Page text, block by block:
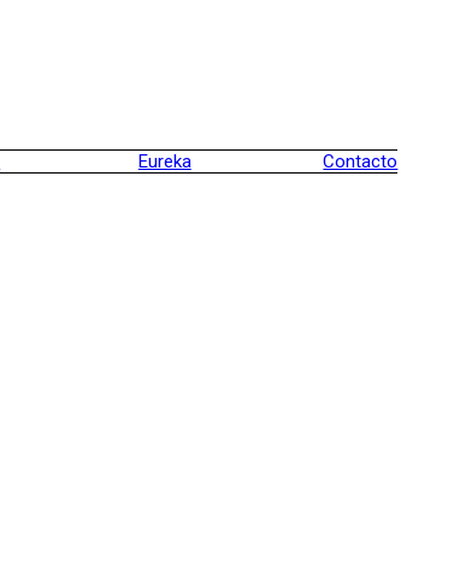
Eureka
Contacto